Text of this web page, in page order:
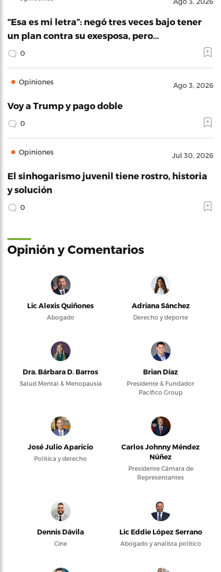
“Esa es mi letra”: negó tres veces bajo tener
un plan contra su exesposa, pero…
0
Opiniones Ago 3, 2026
Voy a Trump y pago doble
0
Opiniones Jul 30, 2026
El sinhogarismo juvenil tiene rostro, historia
y solución
0
Opinión y Comentarios
Lic Alexis Quiñones
Abogado
Adriana Sánchez
Derecho y deporte
Dra. Bárbara D. Barros
Salud Mental & Menopausia
Brian Díaz
Presidente & Fundador
Pacifico Group
José Julio Aparicio
Política y derecho
Carlos Johnny Méndez
Núñez
Presidente Cámara de
Representantes
Dennis Dávila
Cine
Lic Eddie López Serrano
Abogado y analista político